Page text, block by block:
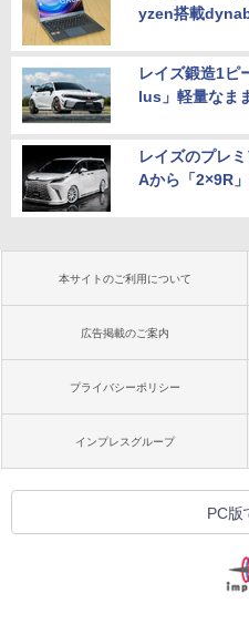
yzen搭載
レイズ鍛造1ピ
lus」軽量なま
レイズのプレ
Aから「2×9R」
本サイトのご利用について
広告掲載のご案内
プライバシーポリシー
インプレスグループ
PC版